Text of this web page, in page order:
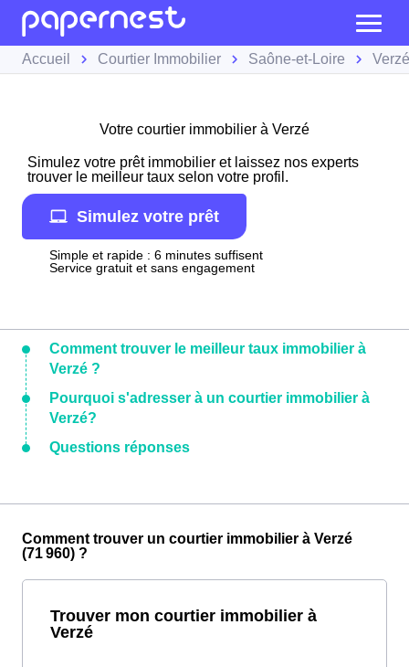
Accueil Courtier Immobilier Saône-et-Loire Verzé
Votre courtier immobilier à Verzé
Simulez votre prêt immobilier et laissez nos experts
trouver le meilleur taux selon votre profil.
Simulez votre prêt
Simple et rapide : 6 minutes suffisent
Service gratuit et sans engagement
Comment trouver le meilleur taux immobilier à
Verzé ?
Pourquoi s'adresser à un courtier immobilier à
Verzé?
Questions réponses
Comment trouver un courtier immobilier à Verzé
(71 960) ?
Trouver mon courtier immobilier à
Verzé